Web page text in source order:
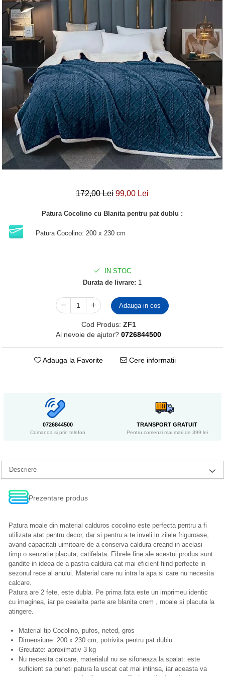
Lenjerii Creponate
Lenjerii de finet Iprimate Digital
Lenjerii de pat Bumbac 100%
Lenjerii de pat Finet + 2 Draperii
Lenjerii de pat Saten 4 piese cu
elastic
172,00 Lei 99,00 Lei
Patura Cocolino cu Blanita pentru pat dublu :
Patura Cocolino: 200 x 230 cm
IN STOC
Durata de livrare: 1
Adauga in cos
Cod Produs: ZF1
Ai nevoie de ajutor? 0726844500
Adauga la Favorite Cere informatii
0726844500
Comanda si prin telefon
TRANSPORT GRATUIT
Pentru comenzi mai mari de 399 lei
Descriere
Prezentare produs
Patura moale din material calduros cocolino este perfecta pentru a fi
utilizata atat pentru decor, dar si pentru a te inveli in zilele friguroase,
avand capacitati uimitoare de a conserva caldura creand in acelasi
timp o senzatie placuta, catifelata. Fibrele fine ale acestui produs sunt
gandite in ideea de a pastra caldura cat mai eficient fiind perfecte in
sezonul rece al anului. Material care nu intra la apa si care nu necesita
calcare.
Patura are 2 fete, este dubla. Pe prima fata este un imprimeu identic
cu imaginea, iar pe cealalta parte are blanita crem , moale si placuta la
atingere.
Material tip Cocolino, pufos, neted, gros
Dimensiune: 200 x 230 cm, potrivita pentru pat dublu
Greutate: aproximativ 3 kg
Nu necesita calcare, materialul nu se sifoneaza la spalat: este
suficient sa puneti patura la uscat cat mai intinsa, iar aceasta va